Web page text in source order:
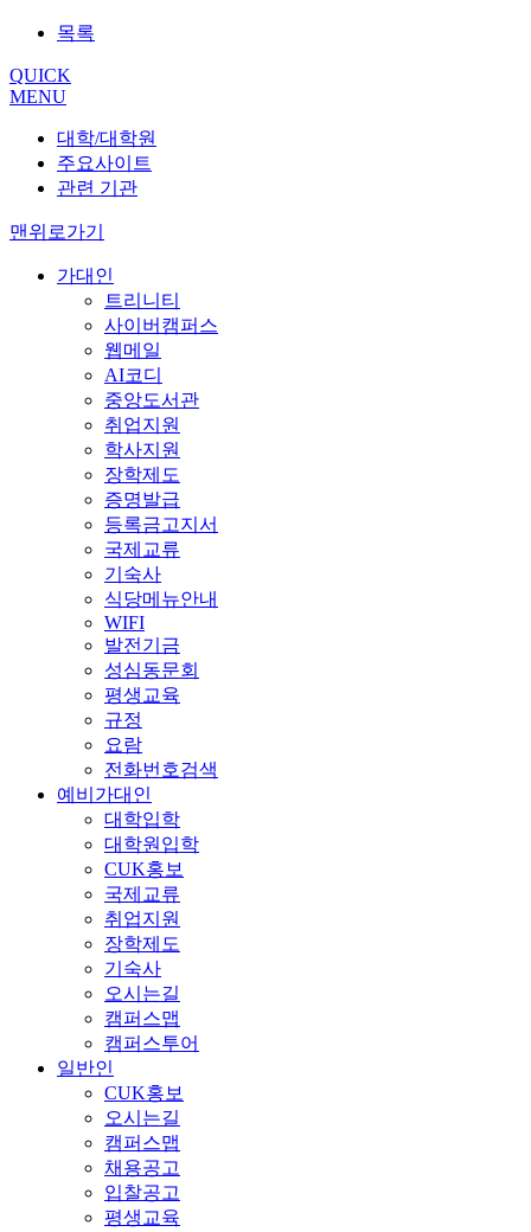
목록
QUICK
MENU
대학/대학원
주요사이트
관련 기관
맨위로가기
가대인
트리니티
사이버캠퍼스
웹메일
AI코디
중앙도서관
취업지원
학사지원
장학제도
증명발급
등록금고지서
국제교류
기숙사
식당메뉴안내
WIFI
발전기금
성심동문회
평생교육
규정
요람
전화번호검색
예비가대인
대학입학
대학원입학
CUK홍보
국제교류
취업지원
장학제도
기숙사
오시는길
캠퍼스맵
캠퍼스투어
일반인
CUK홍보
오시는길
캠퍼스맵
채용공고
입찰공고
평생교육